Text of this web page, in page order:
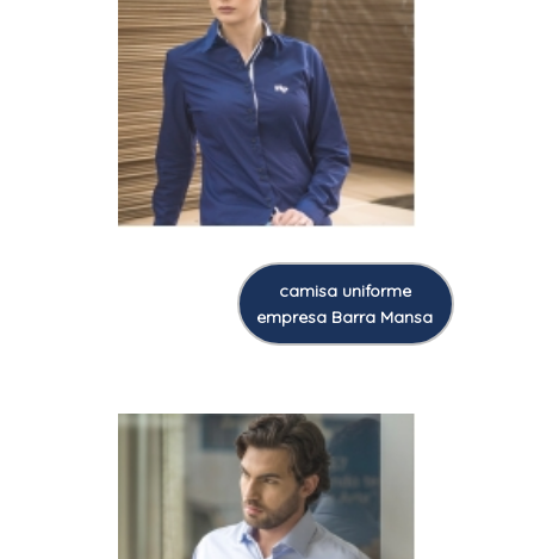
camisa uniforme
empresa Barra Mansa